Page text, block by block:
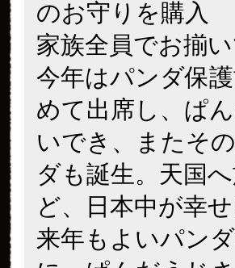
のお守りを購入
家族全員でお揃
今年はパンダ保
めて出席し、ぱ
いでき、またそ
ダも誕生。天国
ど、日本中が幸
来年もよいパン